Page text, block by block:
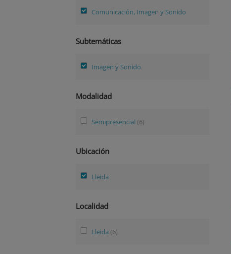
Comunicación, Imagen y Sonido
Subtemáticas
Imagen y Sonido
Modalidad
Semipresencial (6)
Ubicación
Lleida
Localidad
Lleida (6)